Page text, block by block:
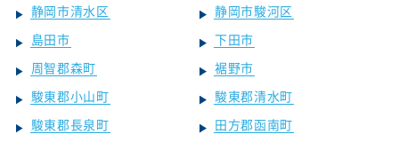
静岡市清水区
静岡市駿河区
島田市
下田市
周智郡森町
裾野市
駿東郡小山町
駿東郡清水町
駿東郡長泉町
田方郡函南町